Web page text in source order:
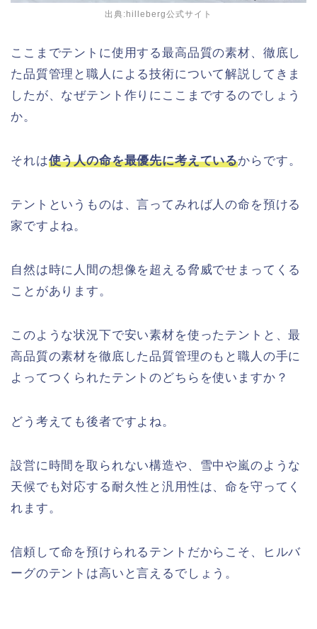
出典:hilleberg公式サイト
ここまでテントに使用する最高品質の素材、徹底し
た品質管理と職人による技術について解説してきま
したが、なぜテント作りにここまでするのでしょう
か。
それは使う人の命を最優先に考えているからです。
テントというものは、言ってみれば人の命を預ける
家ですよね。
自然は時に人間の想像を超える脅威でせまってくる
ことがあります。
このような状況下で安い素材を使ったテントと、最
高品質の素材を徹底した品質管理のもと職人の手に
よってつくられたテントのどちらを使いますか？
どう考えても後者ですよね。
設営に時間を取られない構造や、雪中や嵐のような
天候でも対応する耐久性と汎用性は、命を守ってく
れます。
信頼して命を預けられるテントだからこそ、ヒルバ
ーグのテントは高いと言えるでしょう。